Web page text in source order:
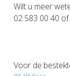
Wilt u meer
02 583 00 40
Voor de